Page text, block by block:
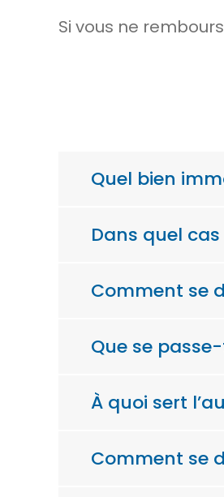
Si vous ne
Quel bien
Dans quel
Comment se
Que se
À quoi sert
Comment se